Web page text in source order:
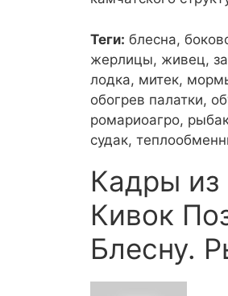
Теги: блесна,
жерлицы, живец,
лодка, митек,
обогрев палатки,
ромариоагро,
судак,
Кадры из
Кивок
Блесну.